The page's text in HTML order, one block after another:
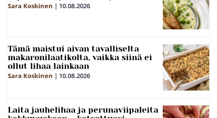
Sara Koskinen | 10.08.2026
Tämä maistui aivan tavalliselta
makaronilaatikolta, vaikka siinä ei
ollut lihaa lainkaan
Sara Koskinen | 10.08.2026
Laita jauhelihaa ja perunaviipaleita